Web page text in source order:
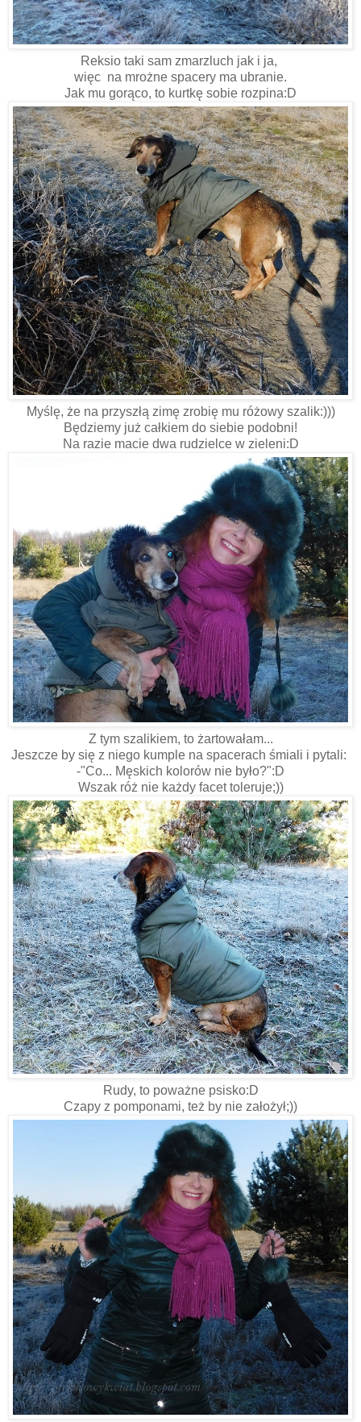
Reksio taki sam zmarzluch jak i ja,
więc na mrożne spacery ma ubranie.
Jak mu gorąco, to kurtkę sobie rozpina:D
Myślę, że na przyszłą zimę zrobię mu różowy szalik:)))
Będziemy już całkiem do siebie podobni!
Na razie macie dwa rudzielce w zieleni:D
Z tym szalikiem, to żartowałam...
Jeszcze by się z niego kumple na spacerach śmiali i pytali:
-"Co... Męskich kolorów nie było?":D
Wszak róż nie każdy facet toleruje;))
Rudy, to poważne psisko:D
Czapy z pomponami, też by nie założył;))